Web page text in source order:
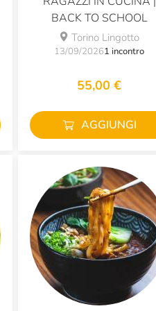
BACK TO SCHOOL
Torino Lingotto
13/09/20261 incontro
55,00 €
AGGIUNGI